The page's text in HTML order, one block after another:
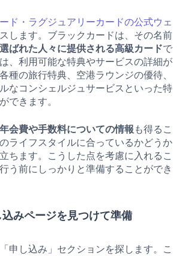
ド・ラグジュアリーカードの公式ウェ
します。ブラックカードは、その名前
ばれた人々に提供される高級カードで
、利用可能な特典やサービスの詳細が
種の旅行特典、空港ラウンジの優待、
なコンシェルジュサービスといった特
できます。
会費や手数料についての情報 も得るこ
ライフスタイルに合っているかどうか
ちます。こうした点を考慮に入れるこ
う前にしっかりと準備することができ
みページを見つけて準備
申し込み」セクションを探します。こ